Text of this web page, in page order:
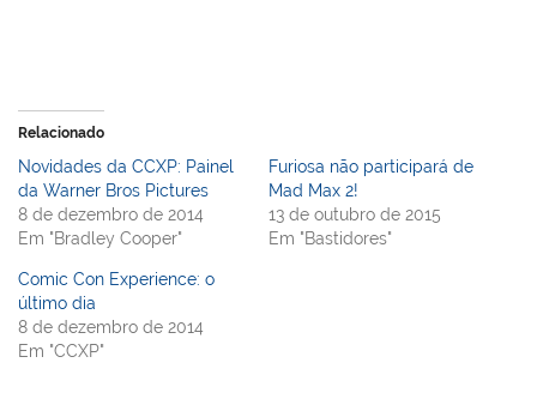
Relacionado
Novidades da CCXP: Painel
da Warner Bros Pictures
8 de dezembro de 2014
Em "Bradley Cooper"
Furiosa não participará de
Mad Max 2!
13 de outubro de 2015
Em "Bastidores"
Comic Con Experience: o
último dia
8 de dezembro de 2014
Em "CCXP"